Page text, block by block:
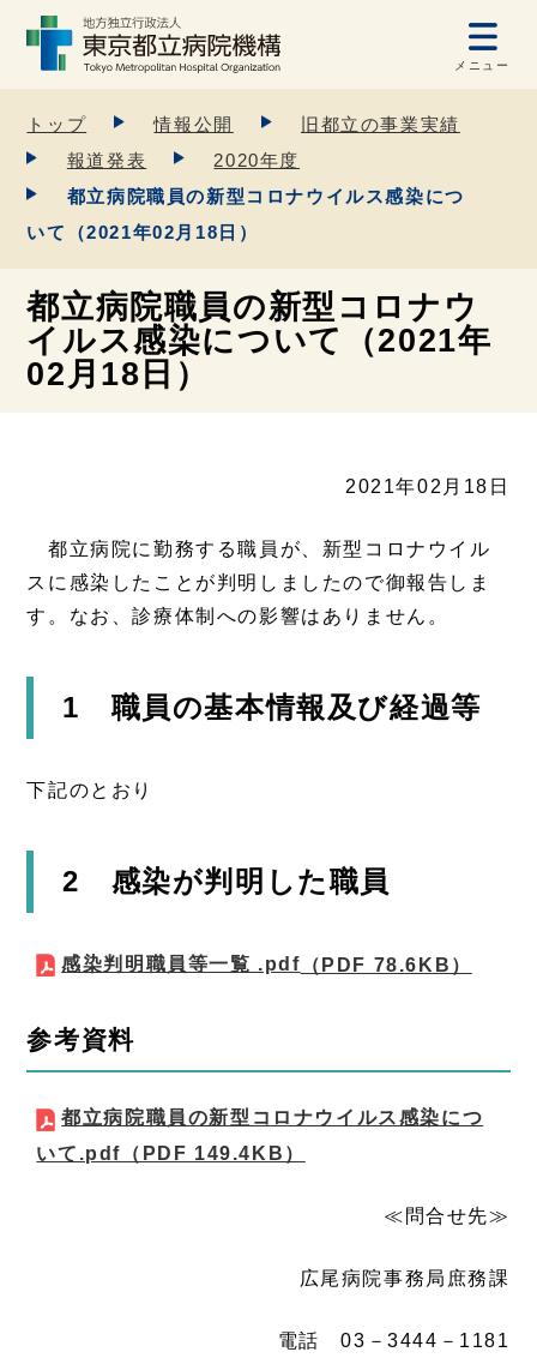
メニュー
トップ 情報公開
旧都立の事業実績
報道発表
2020年度
都立病院職員の新型コロナウイルス感染につ
いて（2021年02月18日）
都立病院職員の新型コロナウ
イルス感染について（2021年
02月18日）
2021年02月18日
都立病院に勤務する職員が、新型コロナウイル
スに感染したことが判明しましたので御報告しま
す。なお、診療体制への影響はありません。
1 職員の基本情報及び経過等
下記のとおり
2 感染が判明した職員
感染判明職員等一覧 .pdf （PDF 78.6KB）
参考資料
都立病院職員の新型コロナウイルス感染につ
いて.pdf （PDF 149.4KB）
≪問合せ先≫
広尾病院事務局庶務課
電話 03－3444－1181